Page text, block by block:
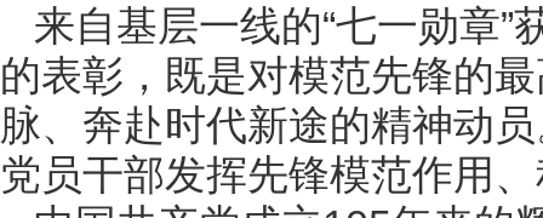
来自基层一线的“七一勋章
的表彰，既是对模范先锋的
脉、奔赴时代新途的精神动
党员干部发挥先锋模范作用